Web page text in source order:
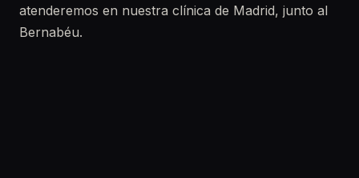
atenderemos en nuestra clínica de Madrid, junto al
Bernabéu.